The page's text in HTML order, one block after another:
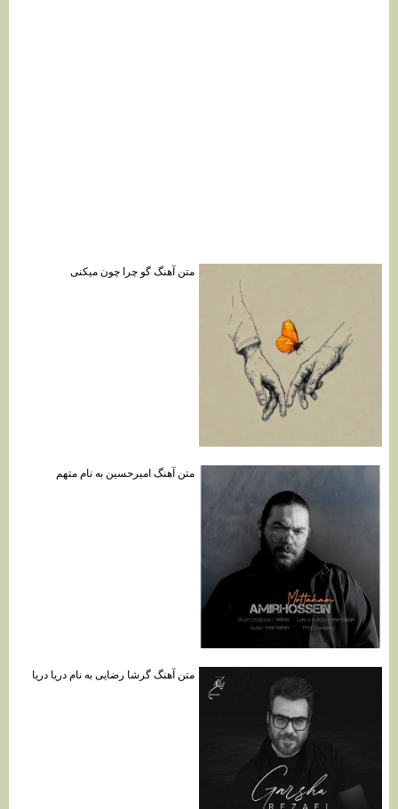
متن آهنگ گو چرا چون میکنی
متن آهنگ امیرحسین به نام متهم
متن آهنگ گرشا رضایی به نام دریا دریا